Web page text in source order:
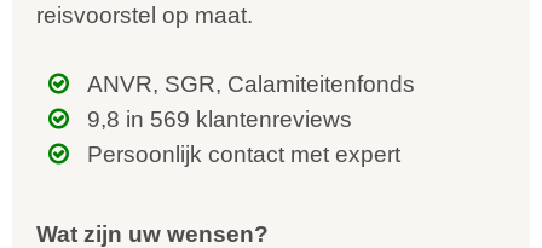
reisvoorstel op maat.
ANVR, SGR, Calamiteitenfonds
9,8 in 569 klantenreviews
Persoonlijk contact met expert
Wat zijn uw wensen?